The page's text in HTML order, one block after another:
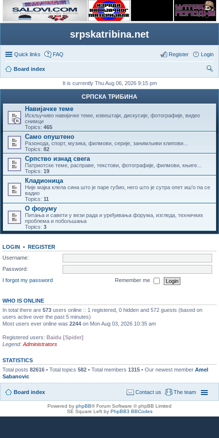
srpskatribina.net
Quick links FAQ Login
Register
Board index
It is currently Thu Aug 06, 2026 9:15 pm
СРПСКА ТРИБИНА
Навијачке теме
Искључиво навијачке теме, извештаји, дискусије, фотографије, видео
снимци
Topics: 465
Само опуштено
Разонода, спорт, музика, филмови, серије, занимљиви клипови...
Topics: 82
Српство изнад свега
Патриотске теме, расправе, текстови, фотографије, филмови, књиге...
Topics: 19
Кладионица
Није мајка клела сина што је паре губио, него што је сутра опет иш'о па се
вадио
Topics: 11
О форуму
Питања и савети у вези рада и уређивања форума, изгледа, техничких
проблема и побољшања
Topics: 3
LOGIN • REGISTER
Username:
Password:
I forgot my password
Remember me
WHO IS ONLINE
In total there are 573 users online :: 1 registered, 0 hidden and 572 guests (based on
users active over the past 5 minutes)
Most users ever online was 2244 on Mon Aug 03, 2026 10:35 am
Registered users: Baidu [Spider]
Legend: Administrators
STATISTICS
Total posts 82616 • Total topics 582 • Total members 1315 • Our newest member Amel
Sabanovic
Board index The team
Contact us
Powered by phpBB® Forum Software © phpBB Limited
SE Square Left by PhpBB3 BBCodes